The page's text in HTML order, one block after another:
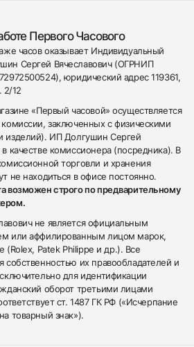
Первого Часового
часов оказывает Индивидуальный
Сергей Вячеславович (ОГРНИП
юридический адрес 119361,
2/12
«Первый часовой» осуществляется
заключенных с физическими
изделий). ИП Долгушин Сергей
качестве комиссионера (посредника). В
торговли и хранения
не находиться в офисе постоянно.
возможен строго по предварительному
не является официальным
или аффилированным лицом марок,
(Rolex, Patek Philippe и др.). Все
собственностью их правообладателей и
для идентификации
оборот третьими лицами
ст. 1487 ГК РФ («Исчерпание
товарный знак»).